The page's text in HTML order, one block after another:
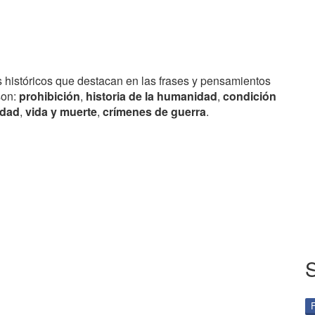
que destacan en las frases y pensamientos
prohibición, historia de la humanidad, condición
, vida y muerte, crímenes de guerra.